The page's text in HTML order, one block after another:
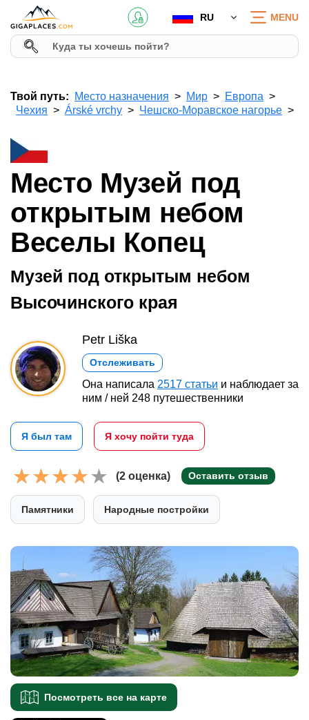
RU MENU
Твой путь: Место назначения Мир
Европа
Чехия
Árské vrchy Чешско-Моравское нагорье
Место Музей под
открытым небом
Веселы Копец
Музей под открытым небом
Высочинского края
Petr Liška
Отслеживать
Она написала 2517 статьи и наблюдает за
ним / ней 248 путешественники
Я был там Я хочу пойти туда
(2 оценка) Оставить отзыв
Памятники Народные постройки
Посмотреть все на карте